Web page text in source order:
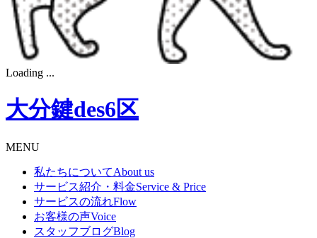
Loading ...
大分鍵des6区
MENU
私たちについてAbout us
サービス紹介・料金Service & Price
サービスの流れFlow
お客様の声Voice
スタッフブログBlog